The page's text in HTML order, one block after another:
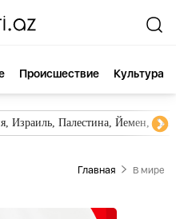
Происшествие Культура
Израиль, Палестина, Йемен,
Главная В мире